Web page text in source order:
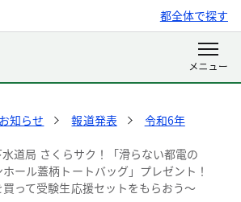
都全体で探す
お知らせ 報道発表
令和6年
道局 さくらサク！「滑らない都電の
ール蓋柄トートバッグ」プレゼント！
って受験生応援セットをもらおう～